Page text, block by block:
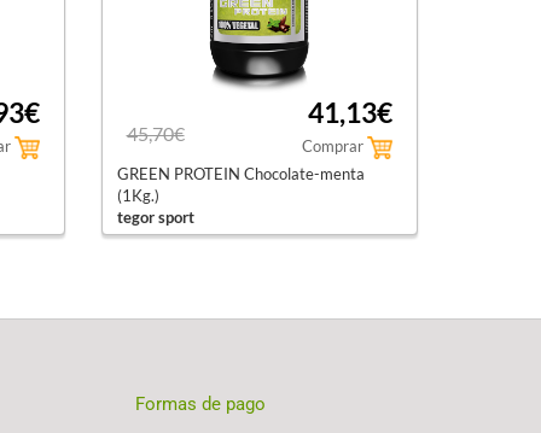
45,70€
41,13€
Comprar
GREEN PROTEIN Chocolate-menta
(1Kg.)
tegor sport
Formas de pago